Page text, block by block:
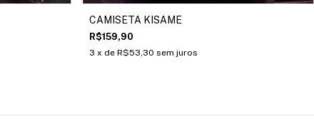
CAMISETA KISAME
R$159,90
3 x deR$53,30 sem juros